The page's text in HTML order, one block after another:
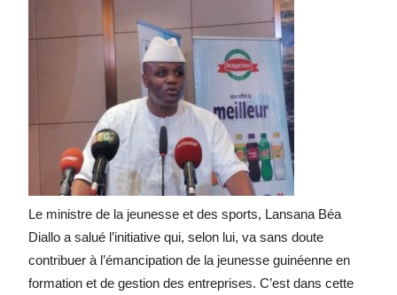
Le ministre de la jeunesse et des sports, Lansana Béa
Diallo a salué l’initiative qui, selon lui, va sans doute
contribuer à l’émancipation de la jeunesse guinéenne en
formation et de gestion des entreprises. C’est dans cette